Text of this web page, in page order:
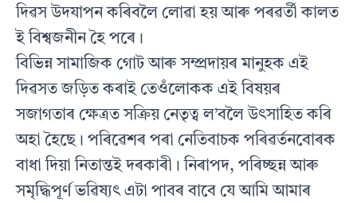
দিৱস উদযাপন কৰিবলৈ লোৱা হয় আৰু পৰৱৰ্তী কালত
ই বিশ্বজনীন হৈ পৰে।
বিভিন্ন সামাজিক গোট আৰু সম্প্ৰদায়ৰ মানুহক এই
দিৱসত জড়িত কৰাই তেওঁলোকক এই বিষয়ৰ
সজাগতাৰ ক্ষেত্ৰত সক্ৰিয় নেতৃত্ব ল’বলৈ উৎসাহিত কৰি
অহা হৈছে। পৰিৱেশৰ পৰা নেতিবাচক পৰিৱৰ্তনবোৰক
বাধা দিয়া নিতান্তই দৰকাৰী। নিৰাপদ, পৰিচ্ছন্ন আৰু
সমৃদ্ধিপূৰ্ণ ভৱিষ্যৎ এটা পাবৰ বাবে যে আমি আমাৰ